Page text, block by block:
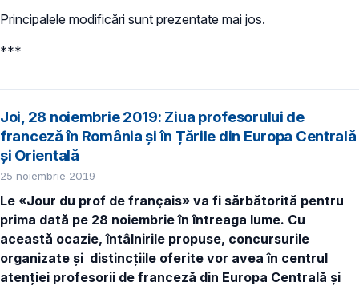
Principalele modificări sunt prezentate mai jos.
***
Joi, 28 noiembrie 2019: Ziua profesorului de
franceză în România și în Țările din Europa Centrală
și Orientală
25 noiembrie 2019
Le «Jour du prof de français» va fi sărbătorită pentru
prima dată pe 28 noiembrie în întreaga lume. Cu
această ocazie, întâlnirile propuse, concursurile
organizate și distincțiile oferite vor avea în centrul
atenției profesorii de franceză din Europa Centrală și